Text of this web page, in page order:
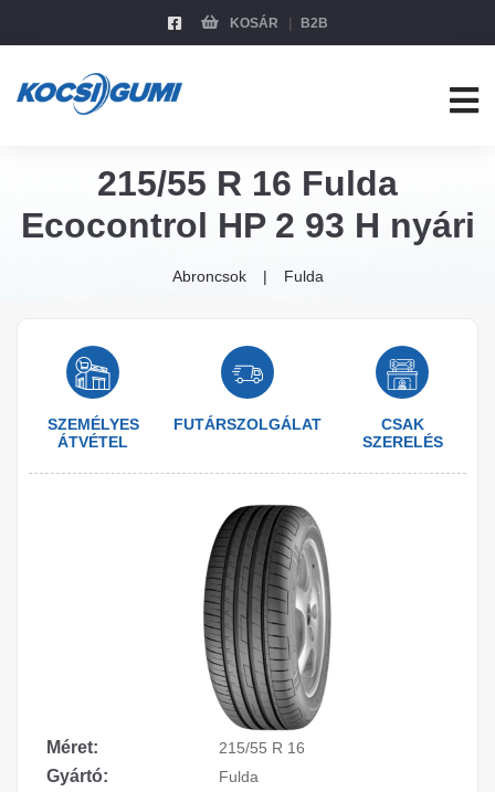
KOSÁR B2B
215/55 R 16 Fulda
Ecocontrol HP 2 93 H nyári
Abroncsok Fulda
SZEMÉLYES
ÁTVÉTEL
FUTÁRSZOLGÁLAT
CSAK
SZERELÉS
Méret: 215/55 R 16
Gyártó: Fulda